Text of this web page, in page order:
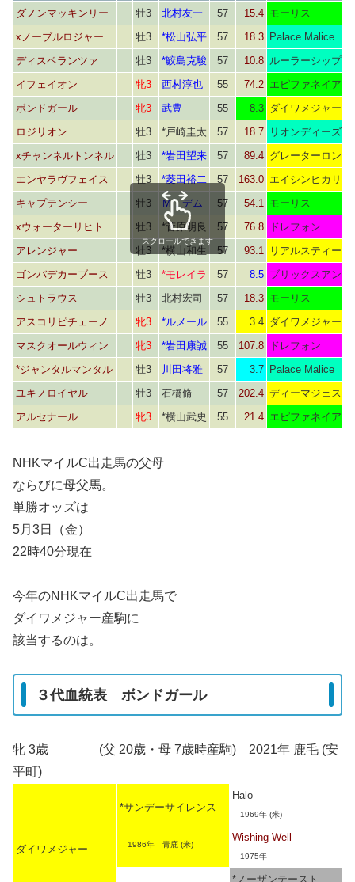
ダノンマッキンリー
牡3 北村友一 57 15.4 モーリス
xノーブルロジャー
牡3 *松山弘平 57 18.3 Palace Malice
ディスペランツァ
牡3 *鮫島克駿 57 10.8 ルーラーシップ
イフェイオン
牝3 西村淳也 55 74.2 エピファネイア
ボンドガール
牝3 武豊 55 8.3 ダイワメジャー
ロジリオン
牡3 *戸崎圭太 57 18.7
リオンディーズ
xチャンネルトンネル
牡3 *岩田望来 57 89.4 グレーターロンド
エンヤラヴフェイス
牡3 *菱田裕二 57 163.0 エイシンヒカリ
キャプテンシー
牡3 Ｍ．デム 57 54.1
モーリス
xウォーターリヒト
牡3 *菅原明良 57 76.8
ドレフォン
アレンジャー
牡3 *横山和生 57 93.1
リアルスティール
ゴンバデカーブース
牡3 *モレイラ 57 8.5 ブリックスアンド
シュトラウス
牡3 北村宏司 57 18.3 モーリス
アスコリピチェーノ
牝3 *ルメール 55 3.4 ダイワメジャー
マスクオールウィン
牝3 *岩田康誠 55 107.8
ドレフォン
*ジャンタルマンタル
牡3 川田将雅 57 3.7 Palace Malice
ユキノロイヤル
牡3 石橋脩 57 202.4 ディーマジェステ
アルセナール
牝3 *横山武史 55 21.4 エピファネイア
スクロールできます
NHKマイルC出走馬の父母
ならびに母父馬。
単勝オッズは
5月3日（金）
22時40分現在
今年のNHKマイルC出走馬で
ダイワメジャー産駒に
該当するのは。
３代血統表 ボンドガール
牝 3歳 (父 20歳・母 7歳時産駒) 2021年 鹿毛 (安
平町)
ダイワメジャー
*サンデーサイレンス
1986年 青鹿 (米)
Halo
1969年 (米)
Wishing Well
1975年
*ノーザンテースト